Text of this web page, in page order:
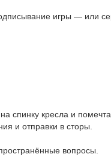
игры — или
спинку кресла и
и отправки в сторы.
вопросы.